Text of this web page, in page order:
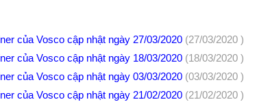
của Vosco cập nhật ngày 27/03/2020 (27/03/2020 )
của Vosco cập nhật ngày 18/03/2020 (18/03/2020 )
của Vosco cập nhật ngày 03/03/2020 (03/03/2020 )
của Vosco cập nhật ngày 21/02/2020 (21/02/2020 )